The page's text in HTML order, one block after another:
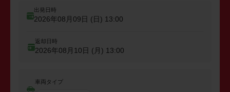
出発日時
2026年08月09日 (日) 13:00
返却日時
2026年08月10日 (月) 13:00
車両タイプ